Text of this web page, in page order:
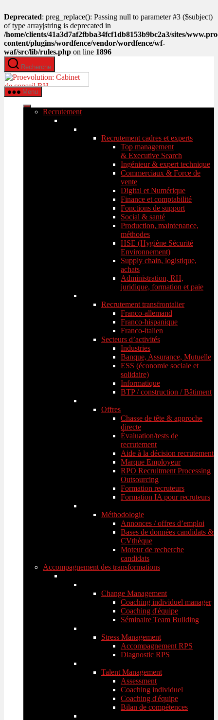
Deprecated: preg_replace(): Passing null to parameter #3 ($subject)
of type array|string is deprecated in
/home/clients/41a3d7af2fbba34fcf1db8153b9bc2a3/sites/
content/plugins/wordfence/vendor/wordfence/wf-
waf/src/lib/rules.php on line 1896
Aller
au
contenu
Recherche
Menu
Recrutement
Recrutement cadres et experts
Top management
& Executive Search
Ingénieur & expert technique
Commerciaux & Force de
vente
Digital et Numérique
Finance et comptabilité
Fonctions de support
Social & santé
Production, maintenance,
méthodes
HSE (Hygiène Sécurité
Environnement)
Supply chain, logistique,
achats
Administration, RH,
juridique, formation et paie
Recrutement transfrontalier
Franco-allemand
Franco-hispanique
Franco-italien
Secteurs d’activités
Industries
Banque, Assurance, Mutuelle
ESS (économie sociale et
solidaire)
Informatique
BTP / construction / Bâtiment
Offres
Chasse de tête & approche
directe
Évaluation/tests de
recrutement
Aide à la décision recrutement
Marque Employeur
RPO Recruitment Processing
Outsourcing
Formation recruteurs
Formation IA pour recruteurs
Méthodologie
Annonces / offres d’emploi
Bases de données candidats &
CVthèque
Moteur de recherche
candidats
Accompagnement des transformations
Change Management
Coaching individuel manager
Coaching d'équipe
Séminaire Team Building
Stress Management
Accompagnement RPS
Diagnostic RPS
Talent Management
Assessment
Coaching individuel
Coaching d'équipe
Bilan de compétences